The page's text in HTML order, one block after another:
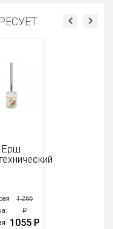
Ерш
1 266
Р
1055 Р